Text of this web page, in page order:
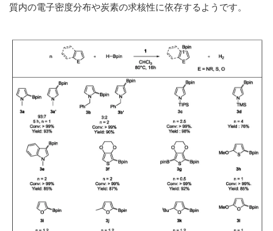
質内の電子密度分布や炭素の求核性に依存するようです。